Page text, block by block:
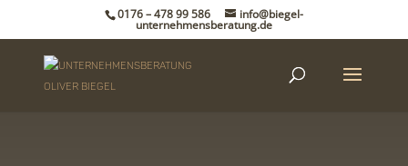
0176 – 478 99 586 info@biegel-
unternehmensberatung.de